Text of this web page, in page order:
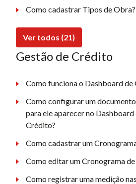
Como cadastrar Tipos de Obra?
Ver todos (21)
Gestão de Crédito
Como funciona o Dashboard de
Como configurar um
para ele aparecer no Dashboard
Crédito?
Como cadastrar um
Como editar um Cronograma
Como registrar uma medição